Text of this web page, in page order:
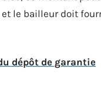
le bailleur doit
dépôt de garantie